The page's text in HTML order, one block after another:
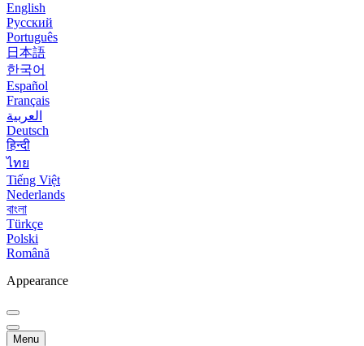
English
Русский
Português
日本語
한국어
Español
Français
العربية
Deutsch
हिन्दी
ไทย
Tiếng Việt
Nederlands
বাংলা
Türkçe
Polski
Română
Appearance
Menu